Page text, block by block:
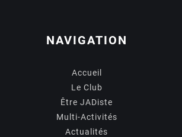
NAVIGATION
Accueil
Le Club
Être JADiste
Multi-Activités
Actualités